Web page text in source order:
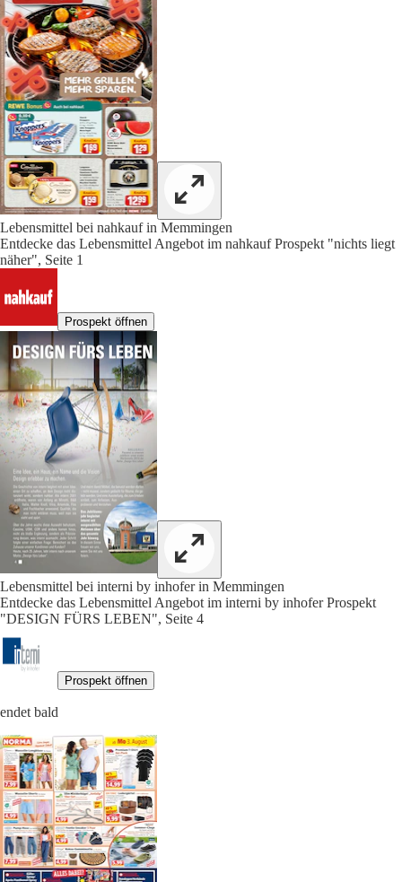
Lebensmittel bei nahkauf in Memmingen
Entdecke das Lebensmittel Angebot im nahkauf Prospekt "nichts liegt
näher", Seite 1
Prospekt öffnen
Lebensmittel bei interni by inhofer in Memmingen
Entdecke das Lebensmittel Angebot im interni by inhofer Prospekt
"DESIGN FÜRS LEBEN", Seite 4
Prospekt öffnen
endet bald